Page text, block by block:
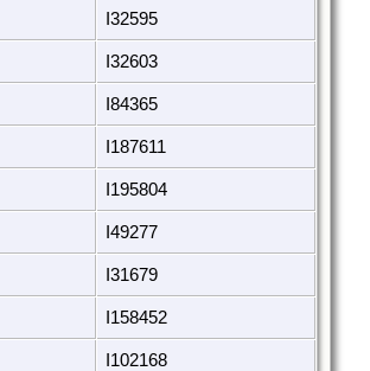
I32595
I32603
I84365
I187611
I195804
I49277
I31679
I158452
I102168